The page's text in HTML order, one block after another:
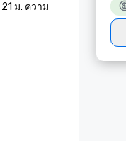
ม. ความ